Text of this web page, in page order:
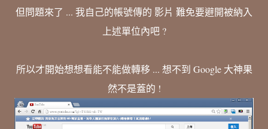
但問題來了 ... 我自己的帳號傳的 影片 難免要避開被納入
上述單位內吧 ?
所以才開始想想看能不能做轉移 ... 想不到 Google 大神果
然不是蓋的 !